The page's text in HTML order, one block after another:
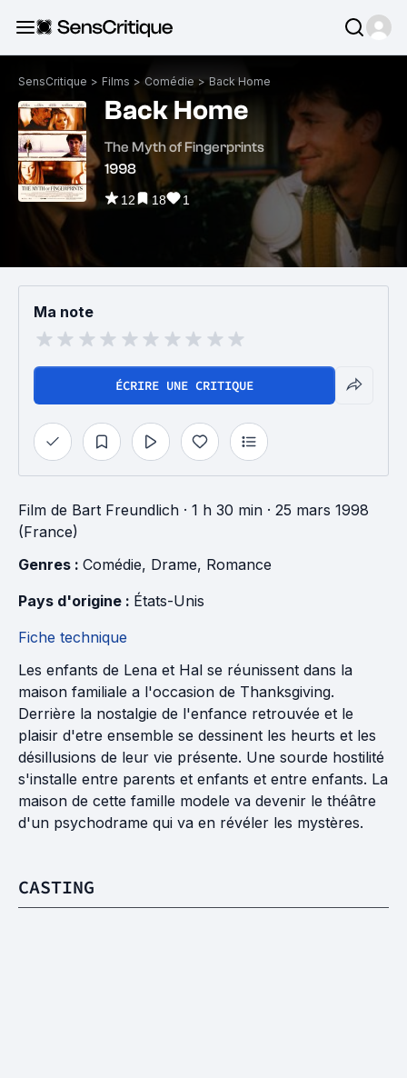
SensCritique > Films > Comédie > Back Home
Back Home
The Myth of Fingerprints
1998
12 18 1
Ma note
ÉCRIRE UNE CRITIQUE
Film de Bart Freundlich · 1 h 30 min · 25 mars 1998
(France)
Genres : Comédie, Drame, Romance
Pays d'origine : États-Unis
Fiche technique
Les enfants de Lena et Hal se réunissent dans la
maison familiale a l'occasion de Thanksgiving.
Derrière la nostalgie de l'enfance retrouvée et le
plaisir d'etre ensemble se dessinent les heurts et les
désillusions de leur vie présente. Une sourde hostilité
s'installe entre parents et enfants et entre enfants. La
maison de cette famille modele va devenir le théâtre
d'un psychodrame qui va en révéler les mystères.
CASTING